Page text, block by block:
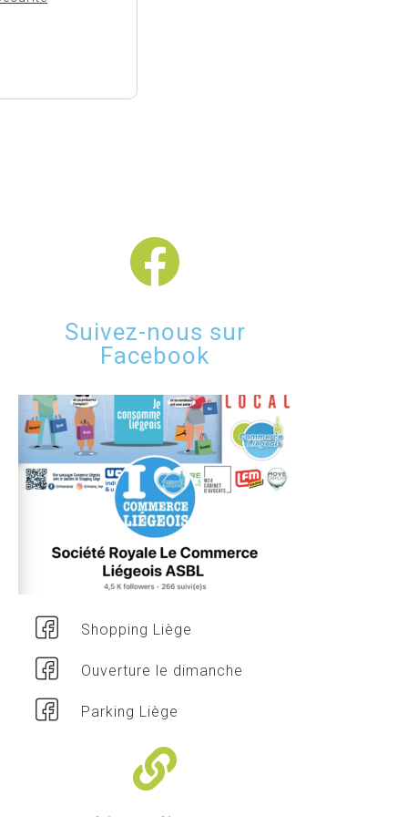
Suivez-nous sur
Facebook
Shopping Liège
Ouverture le dimanche
Parking Liège